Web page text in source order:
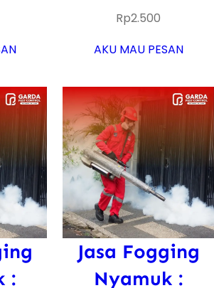
Rp2.500
AKU MAU PESAN
:
Jasa Fogging
Nyamuk :